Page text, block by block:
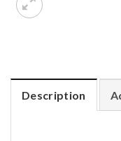
Description